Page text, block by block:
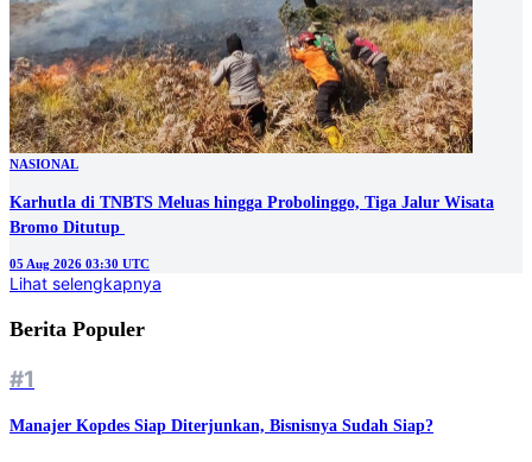
NASIONAL
Karhutla di TNBTS Meluas hingga Probolinggo, Tiga Jalur Wisata
05 Aug 2026 03:30 UTC
Lihat selengkapnya
Berita Populer
#1
Manajer Kopdes Siap Diterjunkan, Bisnisnya Sudah Siap?